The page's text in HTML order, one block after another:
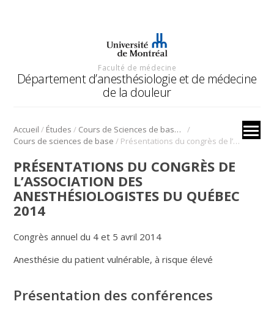
Faculté de médecine
Département d’anesthésiologie et de médecine
de la douleur
Accueil / Études / Cours de Sciences de base (CSB)
/
Cours de sciences de base / Présentations du congrès de l’Association des anesthésiologistes du Québec 2014
PRÉSENTATIONS DU CONGRÈS DE
L’ASSOCIATION DES
ANESTHÉSIOLOGISTES DU QUÉBEC
2014
Congrès annuel du 4 et 5 avril 2014
Anesthésie du patient vulnérable, à risque élevé
Présentation des conférences